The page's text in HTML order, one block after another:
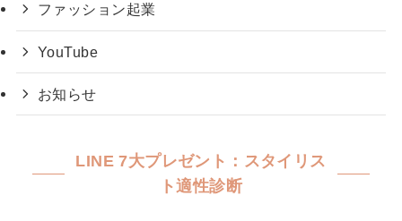
ファッション起業
YouTube
お知らせ
LINE 7大プレゼント：スタイリス
ト適性診断